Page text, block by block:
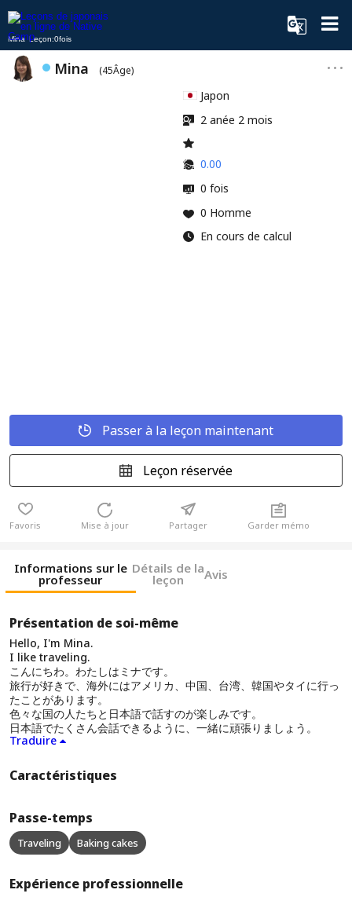
Mina Leçon:0fois
Mina (45Âge)
Japon
2 anée 2 mois
0.00
0 fois
0 Homme
En cours de calcul
Passer à la leçon maintenant
Leçon réservée
Favoris Mise à jour Partager Garder mémo
Informations sur le
professeur
Détails de la
leçon Avis
Présentation de soi-même
Hello, I'm Mina.
I like traveling.
こんにちわ。わたしはミナです。
旅行が好きで、海外にはアメリカ、中国、台湾、韓国やタイに行っ
たことがあります。
色々な国の人たちと日本語で話すのが楽しみです。
日本語でたくさん会話できるように、一緒に頑張りましょう。
Traduire
Caractéristiques
Passe-temps
Traveling Baking cakes
Expérience professionnelle